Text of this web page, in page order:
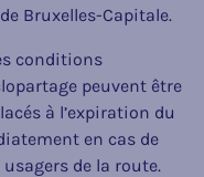
Bruxelles-Capitale.
conditions
peuvent être
à l’expiration du
en cas de
de la route.